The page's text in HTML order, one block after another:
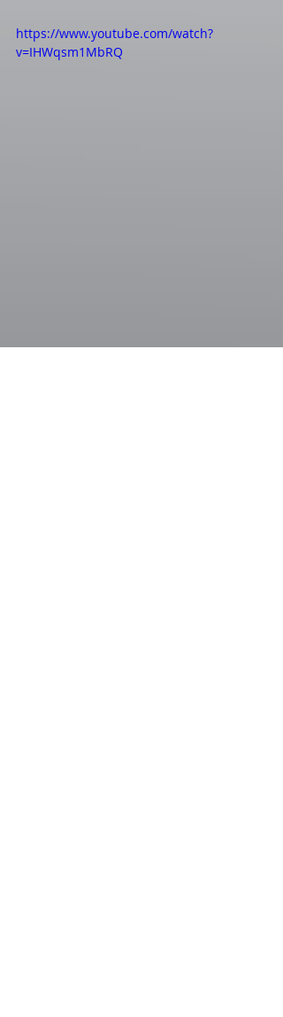
https://www.youtube.com/watch?
v=IHWqsm1MbRQ